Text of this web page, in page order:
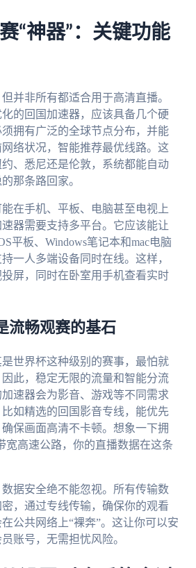
“神器”：关键功能
并非所有都适合用于高清直播。
的回国加速器，应该具备几个硬
拥有广泛的全球节点分布，并能
络状况，智能推荐最优线路。这
、悉尼还是伦敦，系统都能自动
那条路回家。
在手机、平板、电脑甚至电视上
器需要支持多平台。它应该能让
平板、Windows笔记本和mac电脑
一人多端设备同时在线。这样，
屏，同时在卧室用手机查看实时
流畅观赛的基石
世界杯这种级别的赛事，最怕就
此，稳定无限的流量和智能分流
速器会为影音、游戏等不同需求
如精选的回国影音专线，能优先
保画面高清不卡顿。想象一下拥
宽高速公路，你的直播数据在这条
据安全绝不能忽视。所有传输数
，通过专线传输，确保你的观看
公共网络上“裸奔”。这让你可以安
账号，无需担忧风险。